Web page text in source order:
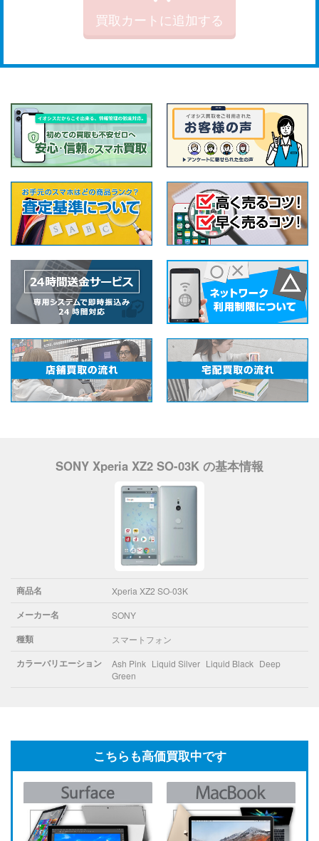
買取カートに追加する
SONY Xperia XZ2 SO-03K の基本情報
商品名 Xperia XZ2 SO-03K
メーカー名 SONY
種類 スマートフォン
カラーバリエーション Ash Pink Liquid Silver Liquid Black Deep
Green
こちらも高価買取中です